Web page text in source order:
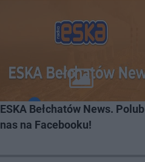
ESKA Bełchatów News. Polub
nas na Facebooku!